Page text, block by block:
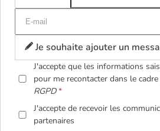
Je souhaite ajouter un
J'accepte que les informations
pour me recontacter dans le
RGPD
J'accepte de recevoir les
partenaires